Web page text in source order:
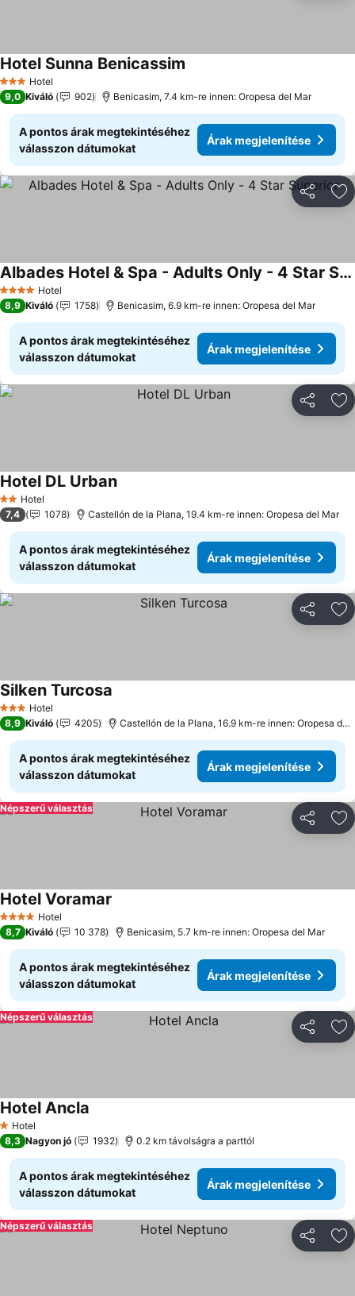
3 Kategória
Hotel
Hotel Sunna Benicassim
9,0 Kiváló 902 Benicasim, 7.4 km-re innen: Oropesa del Mar
A pontos árak megtekintéséhez
válasszon dátumokat
Árak megjelenítése
4 KategóriaHotel
Albades Hotel & Spa - Adults Only - 4 Star Superior
Árak megjelenítése
8,9 Kiváló 1758 Benicasim, 6.9 km-re innen: Oropesa del Mar
A pontos árak megtekintéséhez
válasszon dátumokat
Árak megjelenítése
2 Kategória
Hotel
Hotel DL UrbanÁrak megjelenítése
7,4 1078 Castellón de la Plana, 19.4 km-re innen: Oropesa del Mar
A pontos árak megtekintéséhez
válasszon dátumokat
Árak megjelenítése
3 Kategória
Hotel
Silken Turcosa
8,9 Kiváló 4205 Castellón de la Plana, 16.9 km-re innen: Oropesa del
A pontos árak megtekintéséhez
válasszon dátumokat
Árak megjelenítése
Népszerű választás
4 KategóriaHotel
Hotel Voramar
8,7 Kiváló 10 378 Benicasim, 5.7 km-re innen: Oropesa del Mar
A pontos árak megtekintéséhez
válasszon dátumokat
Árak megjelenítése
Népszerű választás
1 Kategória
Hotel
Hotel Ancla
8,3 Nagyon jó 1932 0.2 km távolságra a parttól
A pontos árak megtekintéséhez
válasszon dátumokat
Árak megjelenítése
Népszerű választás